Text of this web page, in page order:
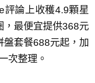
評論上收穫4.9顆星
，最便宜提供368元
盤套餐688元起，加
次整理。